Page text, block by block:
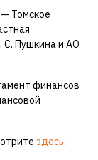
Томское
С. Пушкина и АО
финансов
здесь.